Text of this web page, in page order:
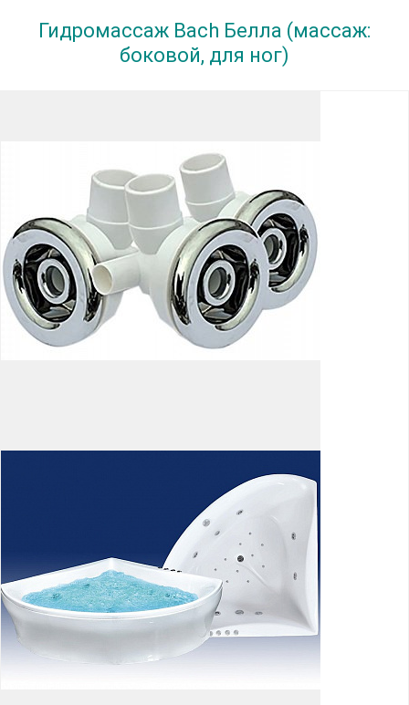
Гидромассаж Bach Белла (массаж:
боковой, для ног)